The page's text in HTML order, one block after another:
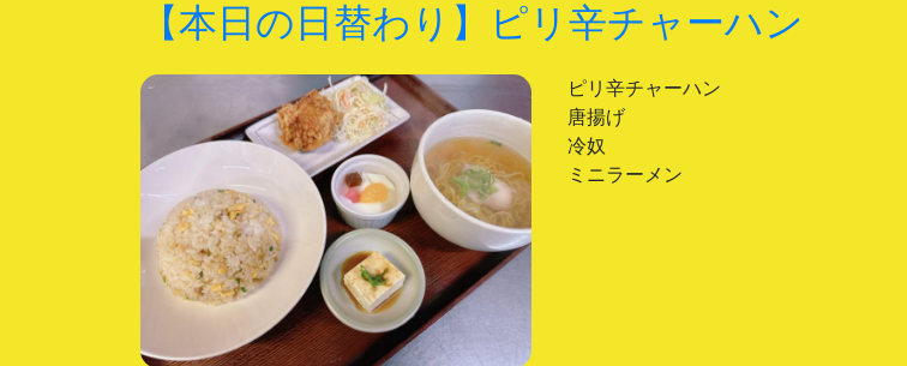
【本日の日替わり】ピリ辛チャーハン
ピリ辛チャーハン
唐揚げ
冷奴
ミニラーメン